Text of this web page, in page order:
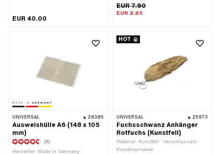
EUR 40.00
Gesamtlänge: 65 mm · Verschlussart:
Schlüsselring
EUR 7.90
EUR 2.85
UNIVERSAL 28385
Ausweishülle A6 (148 x 105
mm)
(8)
Hersteller: Made in Germany ·
HOT
UNIVERSAL 25973
Fuchsschwanz Anhänger
Rotfuchs (Kunstfell)
Material: Kunstfell · Verschlussart:
Karabinerhaken